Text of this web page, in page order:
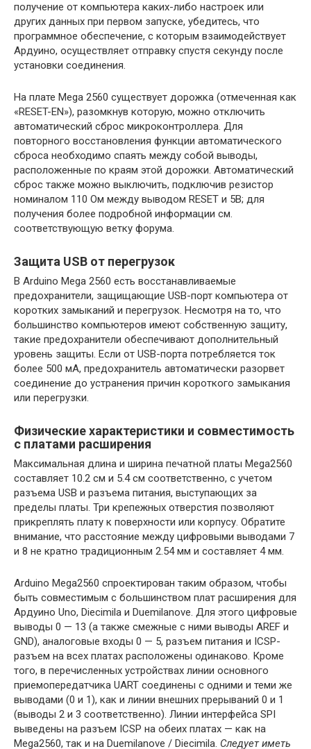
получение от компьютера каких-либо настроек или
других данных при первом запуске, убедитесь, что
программное обеспечение, с которым взаимодействует
Ардуино, осуществляет отправку спустя секунду после
установки соединения.
На плате Mega 2560 существует дорожка (отмеченная как
«RESET-EN»), разомкнув которую, можно отключить
автоматический сброс микроконтроллера. Для
повторного восстановления функции автоматического
сброса необходимо спаять между собой выводы,
расположенные по краям этой дорожки. Автоматический
сброс также можно выключить, подключив резистор
номиналом 110 Ом между выводом RESET и 5В; для
получения более подробной информации см.
соответствующую ветку форума.
Защита USB от перегрузок
В Arduino Mega 2560 есть восстанавливаемые
предохранители, защищающие USB-порт компьютера от
коротких замыканий и перегрузок. Несмотря на то, что
большинство компьютеров имеют собственную защиту,
такие предохранители обеспечивают дополнительный
уровень защиты. Если от USB-порта потребляется ток
более 500 мА, предохранитель автоматически разорвет
соединение до устранения причин короткого замыкания
или перегрузки.
Физические характеристики и совместимость
с платами расширения
Максимальная длина и ширина печатной платы Mega2560
составляет 10.2 см и 5.4 см соответственно, с учетом
разъема USB и разъема питания, выступающих за
пределы платы. Три крепежных отверстия позволяют
прикреплять плату к поверхности или корпусу. Обратите
внимание, что расстояние между цифровыми выводами 7
и 8 не кратно традиционным 2.54 мм и составляет 4 мм.
Arduino Mega2560 спроектирован таким образом, чтобы
быть совместимым с большинством плат расширения для
Ардуино Uno, Diecimila и Duemilanove. Для этого цифровые
выводы 0 — 13 (а также смежные с ними выводы AREF и
GND), аналоговые входы 0 — 5, разъем питания и ICSP-
разъем на всех платах расположены одинаково. Кроме
того, в перечисленных устройствах линии основного
приемопередатчика UART соединены с одними и теми же
выводами (0 и 1), как и линии внешних прерываний 0 и 1
(выводы 2 и 3 соответственно). Линии интерфейса SPI
выведены на разъем ICSP на обеих платах — как на
Mega2560, так и на Duemilanove / Diecimila. Следует иметь